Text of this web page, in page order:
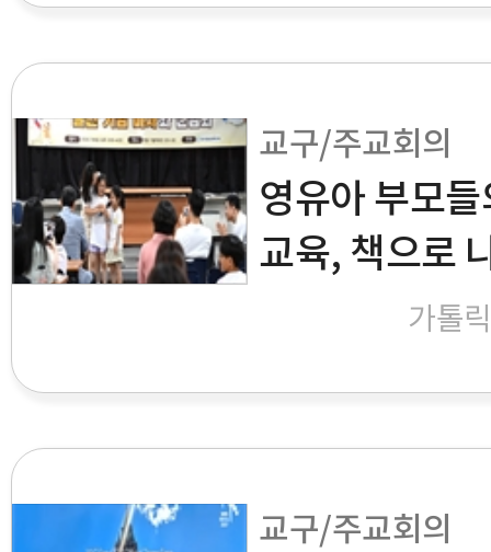
교구/주교회의
영유아 부모
교육, 책으로
가톨
교구/주교회의